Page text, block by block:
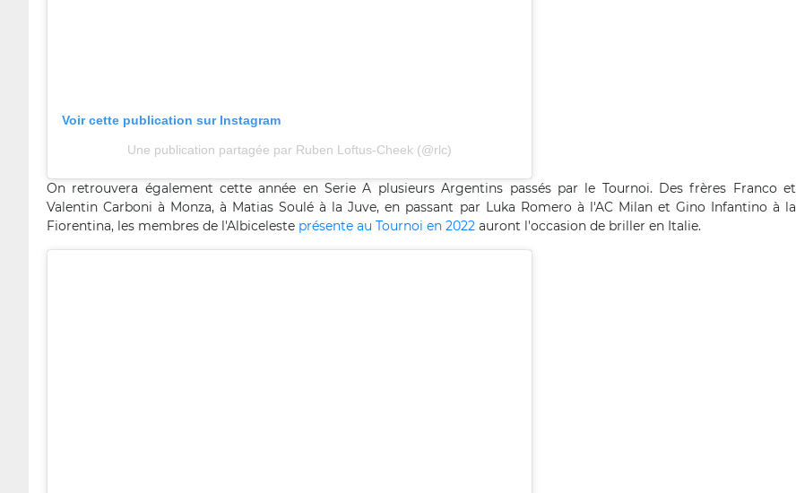
Voir cette publication sur Instagram
Une publication partagée par Ruben Loftus-Cheek (@rlc)
On retrouvera également cette année en Serie A plusieurs Argentins passés par le Tournoi. Des frères Franco et
Valentin Carboni à Monza, à Matias Soulé à la Juve, en passant par Luka Romero à l'AC Milan et Gino Infantino à la
Fiorentina, les membres de l'Albiceleste présente au Tournoi en 2022 auront l'occasion de briller en Italie.